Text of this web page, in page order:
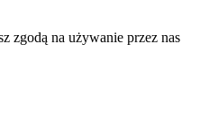
zgodą na używanie przez nas